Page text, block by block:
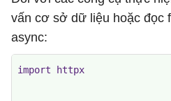
vấn cơ sở dữ liệu hoặc đọc
async:
import httpx